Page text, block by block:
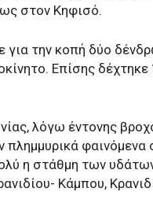
στον Κηφισό.
για την κοπή δύο
Επίσης
λόγω έντονης
φαινόμενα
η στάθμη των
Κάμπου,